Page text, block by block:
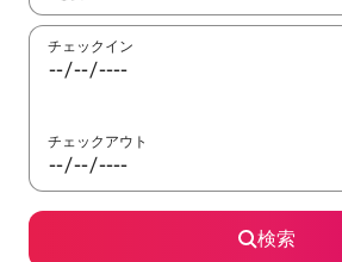
チェックイン
チェックアウト
検索